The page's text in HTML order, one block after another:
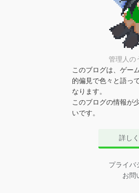
管理人の
このブログは、ゲー
的偏見で色々と語っ
なります。
このブログの情報が
いです。
詳し
プライバ
お問